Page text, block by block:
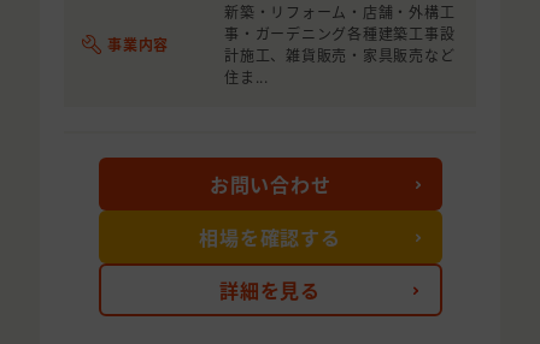
事業内容
新築・リフォーム・店舗・外構工
事・ガーデニング各種建築工事設
計施工、雑貨販売・家具販売など
住ま...
詳細を見る
お問い合わせ
相場を確認する